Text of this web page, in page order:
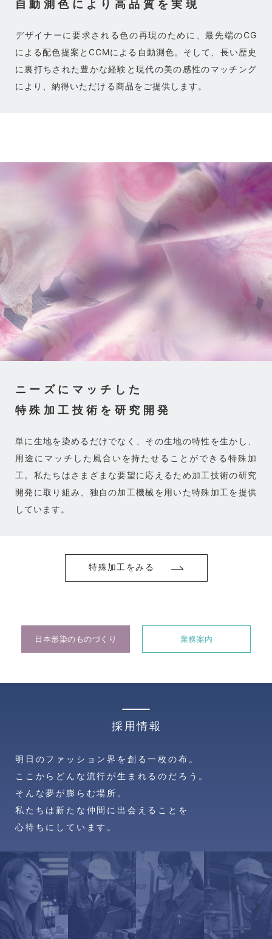
自動測色により高品質を実現
デザイナーに要求される色の再現のために、最先端のCG
による配色提案とCCMによる自動測色。そして、長い歴史
に裏打ちされた豊かな経験と現代の美の感性のマッチング
により、納得いただける商品をご提供します。
ニーズにマッチした
特殊加工技術を研究開発
単に生地を染めるだけでなく、その生地の特性を生かし、
用途にマッチした風合いを持たせることができる特殊加
工。私たちはさまざまな要望に応えるため加工技術の研究
開発に取り組み、独自の加工機械を用いた特殊加工を提供
しています。
特殊加工をみる
日本形染のものづくり 業務案内
採用情報
明日のファッション界を創る一枚の布。
ここからどんな流行が生まれるのだろう。
そんな夢が膨らむ場所。
私たちは新たな仲間に出会えることを
心待ちにしています。